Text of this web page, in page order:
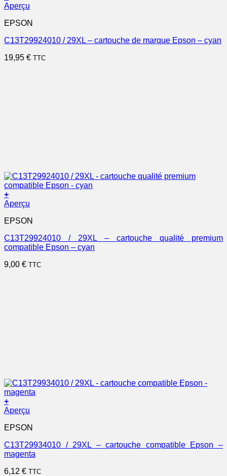
Aperçu
EPSON
C13T29924010 / 29XL – cartouche de marque Epson – cyan
19,95 € TTC
+
Aperçu
EPSON
C13T29924010 / 29XL – cartouche qualité premium
compatible Epson – cyan
9,00 € TTC
+
Aperçu
EPSON
C13T29934010 / 29XL – cartouche compatible Epson –
magenta
6,12 € TTC